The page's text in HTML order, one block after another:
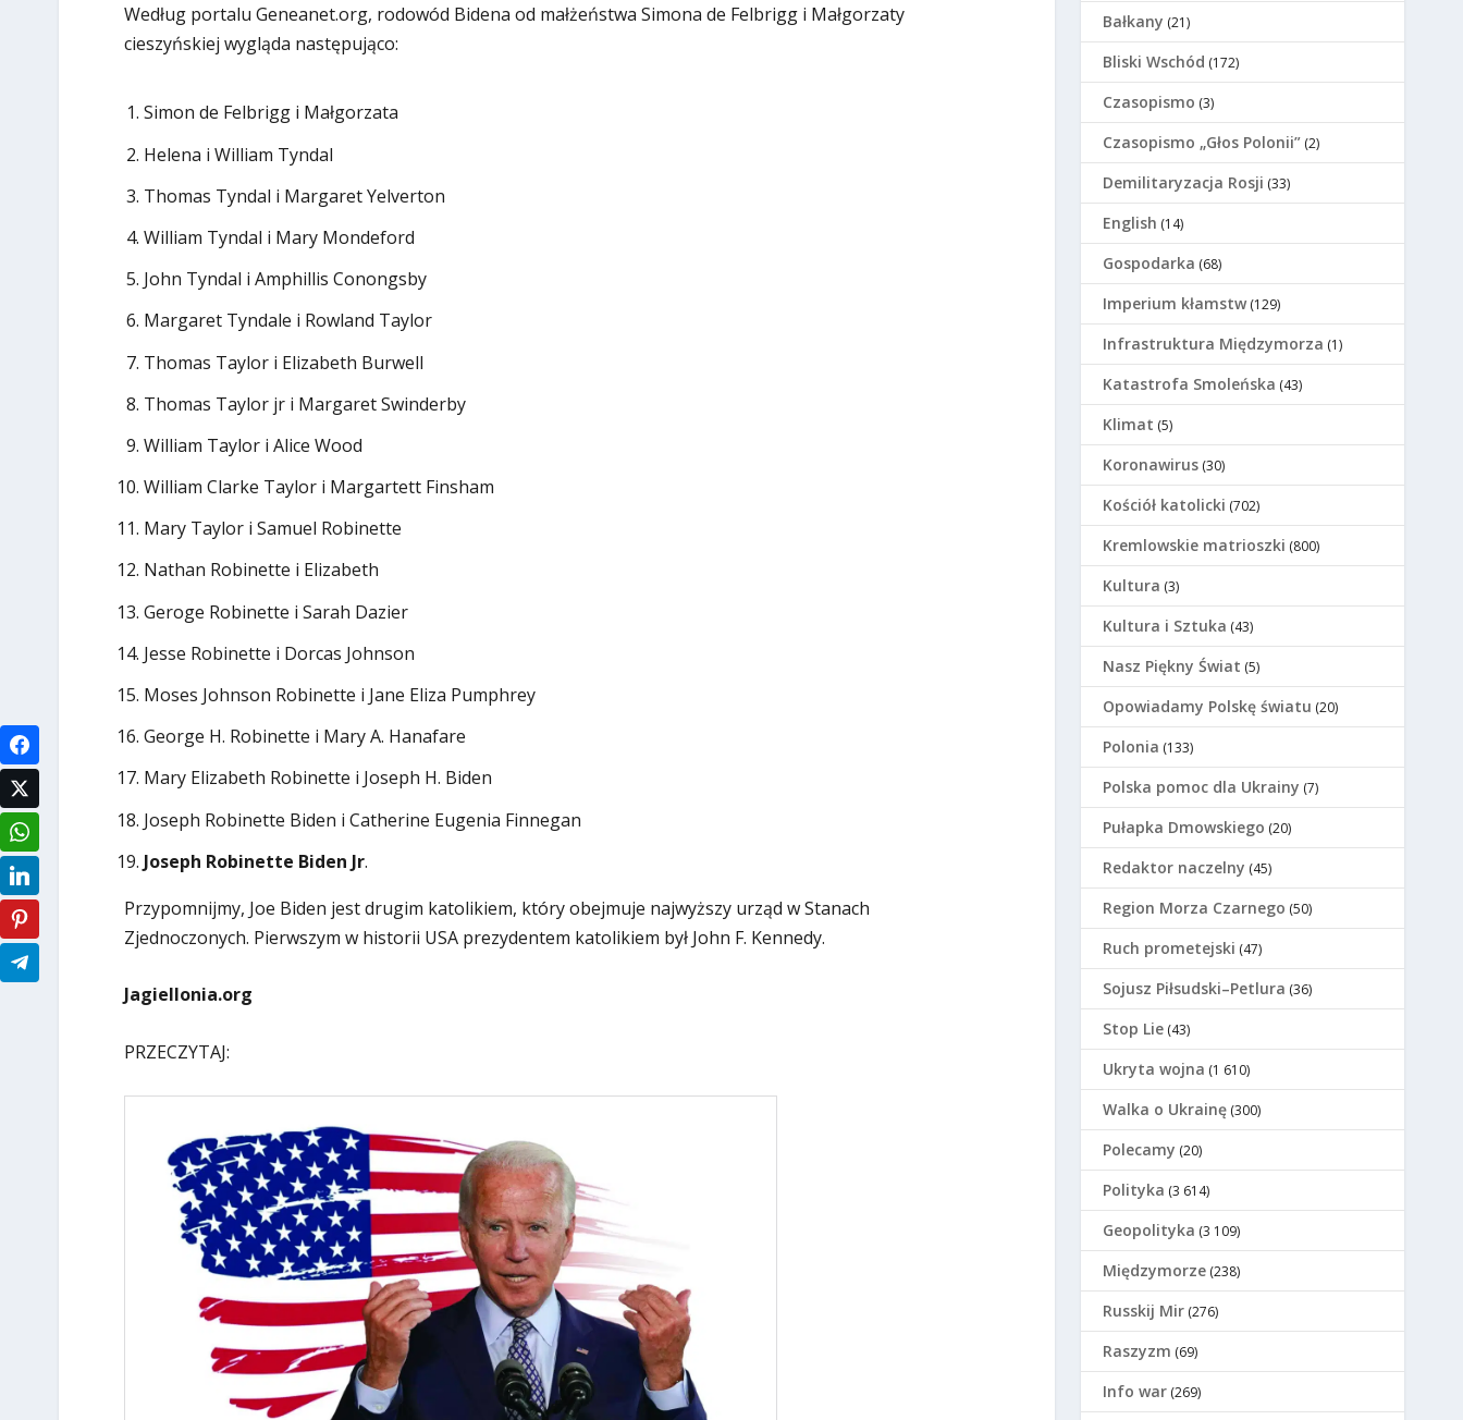
Według portalu Geneanet.org, rodowód Bidena od małżeństwa Simona de Felbrigg i Małgorzaty
cieszyńskiej wygląda następująco:
Simon de Felbrigg i Małgorzata
Helena i William Tyndal
Thomas Tyndal i Margaret Yelverton
William Tyndal i Mary Mondeford
John Tyndal i Amphillis Conongsby
Margaret Tyndale i Rowland Taylor
Thomas Taylor i Elizabeth Burwell
Thomas Taylor jr i Margaret Swinderby
William Taylor i Alice Wood
William Clarke Taylor i Margartett Finsham
Mary Taylor i Samuel Robinette
Nathan Robinette i Elizabeth
Geroge Robinette i Sarah Dazier
Jesse Robinette i Dorcas Johnson
Moses Johnson Robinette i Jane Eliza Pumphrey
George H. Robinette i Mary A. Hanafare
Mary Elizabeth Robinette i Joseph H. Biden
Joseph Robinette Biden i Catherine Eugenia Finnegan
Joseph Robinette Biden Jr.
Przypomnijmy, Joe Biden jest drugim katolikiem, który obejmuje najwyższy urząd w Stanach
Zjednoczonych. Pierwszym w historii USA prezydentem katolikiem był John F. Kennedy.
Jagiellonia.org
PRZECZYTAJ:
Bałkany (21)
Bliski Wschód (172)
Czasopismo (3)
Czasopismo „Głos Polonii” (2)
Demilitaryzacja Rosji (33)
English (14)
Gospodarka (68)
Imperium kłamstw (129)
Infrastruktura Międzymorza (1)
Katastrofa Smoleńska (43)
Klimat (5)
Koronawirus (30)
Kościół katolicki (702)
Kremlowskie matrioszki (800)
Kultura (3)
Kultura i Sztuka (43)
Nasz Piękny Świat (5)
Opowiadamy Polskę światu (20)
Polonia (133)
Polska pomoc dla Ukrainy (7)
Pułapka Dmowskiego (20)
Redaktor naczelny (45)
Region Morza Czarnego (50)
Ruch prometejski (47)
Sojusz Piłsudski–Petlura (36)
Stop Lie (43)
Ukryta wojna (1 610)
Walka o Ukrainę (300)
Polecamy (20)
Polityka (3 614)
Geopolityka (3 109)
Międzymorze (238)
Russkij Mir (276)
Raszyzm (69)
Info war (269)